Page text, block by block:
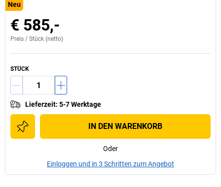
Neu
€ 585,-
Preis / Stück (netto)
STÜCK
Lieferzeit: 5-7 Werktage
IN DEN WARENKORB
Oder
Einloggen und in 3 Schritten zum Angebot